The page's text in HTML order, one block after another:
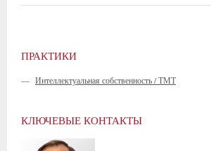
ПРАКТИКИ
— Интеллектуальная собственность / ТМТ
КЛЮЧЕВЫЕ КОНТАКТЫ